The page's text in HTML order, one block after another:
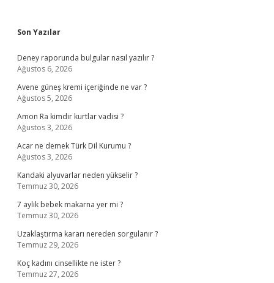
Sidebar
Son Yazılar
Deney raporunda bulgular nasıl yazılır ?
Ağustos 6, 2026
Avene güneş kremi içeriğinde ne var ?
Ağustos 5, 2026
Amon Ra kimdir kurtlar vadisi ?
Ağustos 3, 2026
Acar ne demek Türk Dil Kurumu ?
Ağustos 3, 2026
Kandaki alyuvarlar neden yükselir ?
Temmuz 30, 2026
7 aylık bebek makarna yer mi ?
Temmuz 30, 2026
Uzaklaştırma kararı nereden sorgulanır ?
Temmuz 29, 2026
Koç kadını cinsellikte ne ister ?
Temmuz 27, 2026